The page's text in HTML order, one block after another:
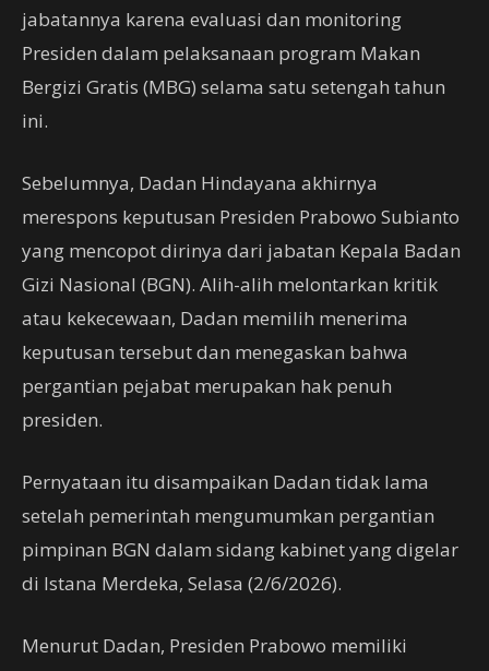
jabatannya karena evaluasi dan monitoring
Presiden dalam pelaksanaan program Makan
Bergizi Gratis (MBG) selama satu setengah tahun
ini.
Sebelumnya, Dadan Hindayana akhirnya
merespons keputusan Presiden Prabowo Subianto
yang mencopot dirinya dari jabatan Kepala Badan
Gizi Nasional (BGN). Alih-alih melontarkan kritik
atau kekecewaan, Dadan memilih menerima
keputusan tersebut dan menegaskan bahwa
pergantian pejabat merupakan hak penuh
presiden.
Pernyataan itu disampaikan Dadan tidak lama
setelah pemerintah mengumumkan pergantian
pimpinan BGN dalam sidang kabinet yang digelar
di Istana Merdeka, Selasa (2/6/2026).
Menurut Dadan, Presiden Prabowo memiliki